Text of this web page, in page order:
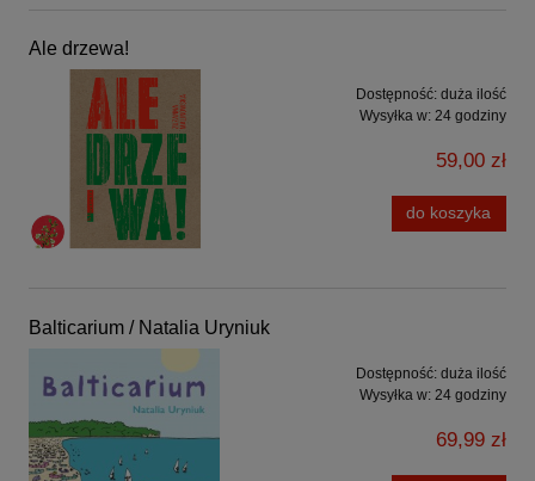
Ale drzewa!
Dostępność: duża ilość
Wysyłka w: 24 godziny
59,00 zł
do koszyka
Balticarium / Natalia Uryniuk
Dostępność: duża ilość
Wysyłka w: 24 godziny
69,99 zł